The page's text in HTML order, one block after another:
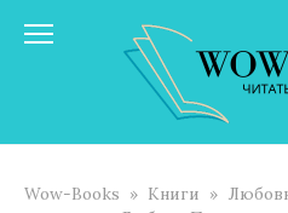
Wow-Books » Книги »